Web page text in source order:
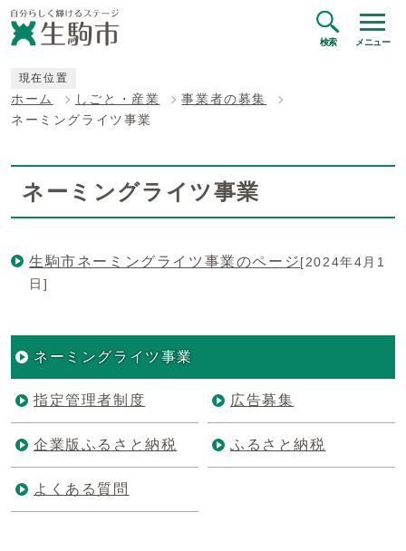
検索 メニュー
現在位置
ホーム しごと・産業
事業者の募集
ネーミングライツ事業
ネーミングライツ事業
生駒市ネーミングライツ事業のページ[2024年4月1
日]
ネーミングライツ事業
指定管理者制度 広告募集
企業版ふるさと納税 ふるさと納税
よくある質問